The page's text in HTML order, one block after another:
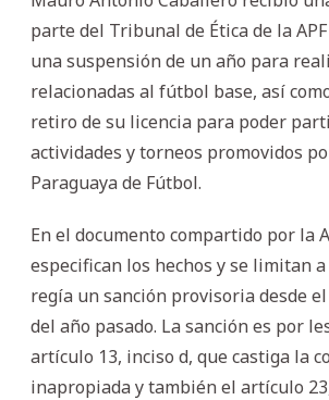
parte del Tribunal de Ética de la
una suspensión de un año para
relacionadas al fútbol base, así
retiro de su licencia para poder
actividades y torneos promovidos
Paraguaya de Fútbol.
En el documento compartido por la
especifican los hechos y se limitan
regía un sanción provisoria desde
del año pasado. La sanción es por
artículo 13, inciso d, que castiga la
inapropiada y también el artículo